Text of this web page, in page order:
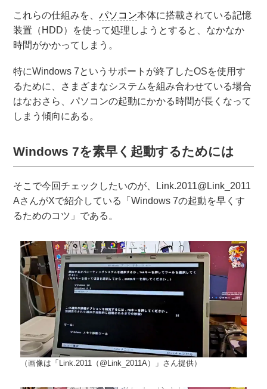
これらの仕組みを、パソコン本体に搭載されている記憶
装置（HDD）を使って処理しようとすると、なかなか
時間がかかってしまう。
特にWindows 7というサポートが終了したOSを使用す
るために、さまざまなシステムを組み合わせている場合
はなおさら、パソコンの起動にかかる時間が長くなって
しまう傾向にある。
Windows 7を素早く起動するためには
そこで今回チェックしたいのが、Link.2011@Link_2011
AさんがXで紹介している「Windows 7の起動を早くす
るためのコツ」である。
（画像は「Link.2011（@Link_2011A）」さん提供）